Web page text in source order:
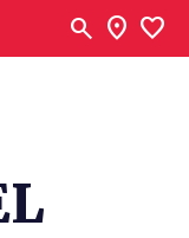
search location_on favorite